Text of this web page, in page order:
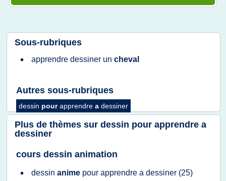
Sous-rubriques
apprendre dessiner un cheval
Autres sous-rubriques
dessin pourapprendre a dessiner
Plus de thèmes sur dessin pour apprendre a
dessiner
cours dessin animation
dessin anime pour apprendre a dessiner (25)